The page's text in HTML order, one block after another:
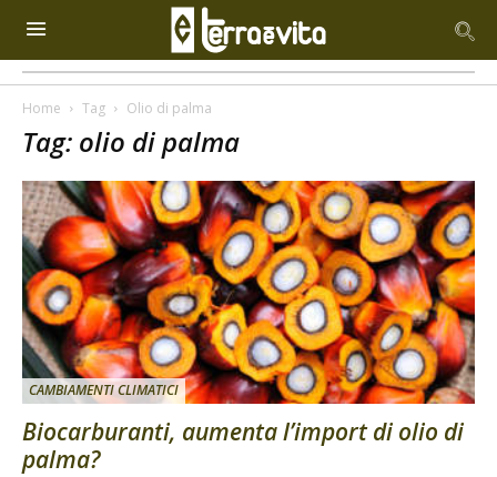
Home Tag Olio di palma
Tag: olio di palma
CAMBIAMENTI CLIMATICI
Biocarburanti, aumenta l’import di olio di
palma?